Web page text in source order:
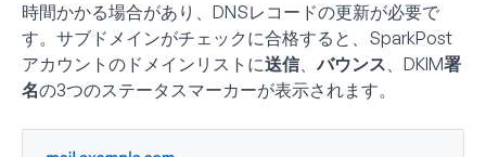
時間かかる場合があり、DNSレコードの更新が必要で
す。サブドメインがチェックに合格すると、SparkPost
アカウントのドメインリストに送信、バウンス、 DKIM署
名の3つのステータスマーカーが表示されます。